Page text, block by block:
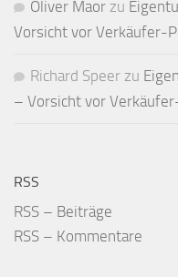
Oliver Maor zu
Vorsicht vor Verkäufer-
Richard Speer zu
– Vorsicht vor
RSS
RSS – Beiträge
RSS – Kommentare